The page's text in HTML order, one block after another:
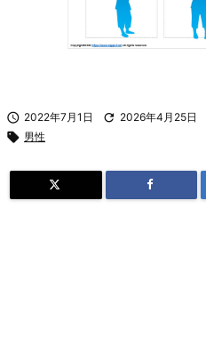
 2022年7月1日  2026年4月25日
 男性